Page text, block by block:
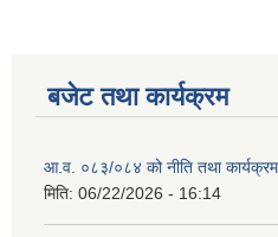
बजेट तथा कार्यक्रम
आ.व. ०८३/०८४ को नीति तथा कार्यक्रम
मिति: 06/22/2026 - 16:14